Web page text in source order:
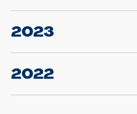
10.12.2024
Großprojekt S5:
2023
20.12.2023
Schleswig-Holstein
2022
22.12.2022